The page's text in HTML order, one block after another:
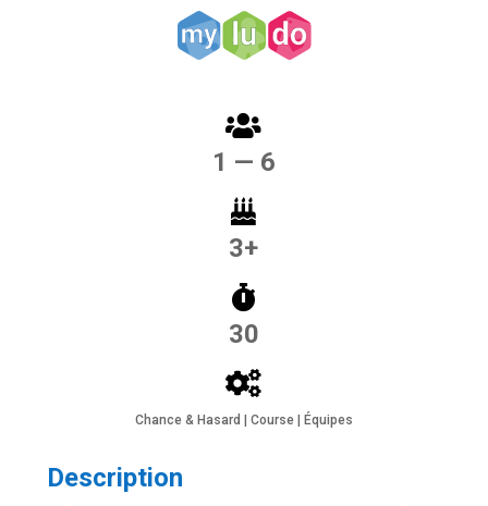
1 — 6
3+
30
Chance & Hasard | Course | Équipes
Description